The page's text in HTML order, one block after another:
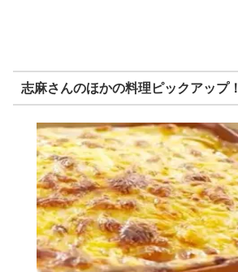
志麻さんのほかの料理ピックアップ！